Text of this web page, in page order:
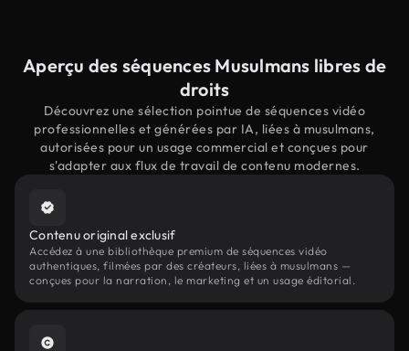
Aperçu des séquences Musulmans libres de
droits
Découvrez une sélection pointue de séquences vidéo
professionnelles et générées par IA, liées à musulmans,
autorisées pour un usage commercial et conçues pour
s'adapter aux flux de travail de contenu modernes.
Contenu original exclusif
Accédez à une bibliothèque premium de séquences vidéo
authentiques, filmées par des créateurs, liées à musulmans —
conçues pour la narration, le marketing et un usage éditorial.